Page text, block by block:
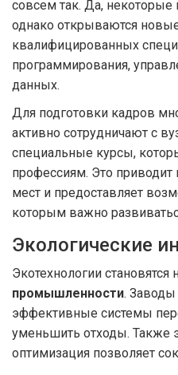
совсем так. Да, некоторые
однако открываются
квалифицированных
программирования,
данных.
Для подготовки кадров
активно сотрудничают с
специальные курсы,
профессиям. Это
мест и предоставляет
которым важно
Экологические
Экотехнологии
промышленности.
эффективные системы
уменьшить отходы. Также
оптимизация позволяет